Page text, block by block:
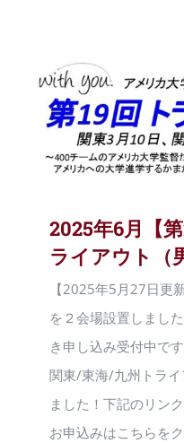
2025年6月【
ライアウト（
【2025年5月27日更
を２会場設置しまし
き申し込み受付中で
関東/東海/九州トラ
ました！下記のリン
お申込みはこちらを